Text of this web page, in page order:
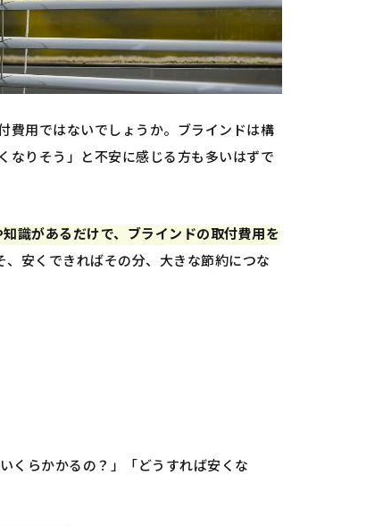
費用ではないでしょうか。ブラインドは構
なりそう」と不安に感じる方も多いはずで
知識があるだけで、ブラインドの取付費用を
安くできればその分、大きな節約につな
くらかかるの？」「どうすれば安くな